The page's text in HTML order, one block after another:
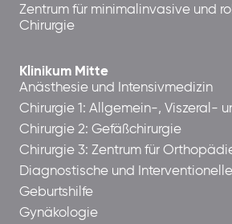
Zentrum für minimalinvasive und
Chirurgie
Klinikum Mitte
Anästhesie und Intensivmedizin
Chirurgie 1: Allgemein-, Viszeral-
Chirurgie 2: Gefäßchirurgie
Chirurgie 3: Zentrum für
Diagnostische und
Geburtshilfe
Gynäkologie